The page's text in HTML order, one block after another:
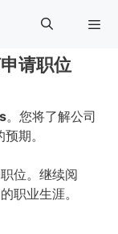
请职位
。您将了解公司
期。
位。继续阅
职业生涯。